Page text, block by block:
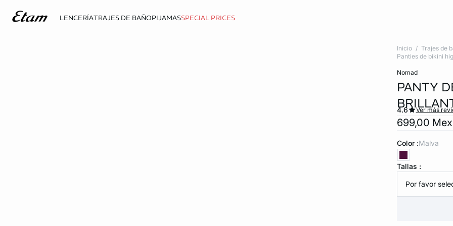
LENCERÍATRAJES DE BAÑOPIJAMASSPECIAL PRICES
Inicio
Trajes de
Panties de bikini
nomad
PANTY
699,00
4.6 Ver más
Color : malva
Tallas :
Por favor